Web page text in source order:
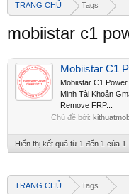
TRANG CHỦ Tags
mobiistar c1
Mobiistar C1
Mobiistar C1
Minh Tài Khoản
Remove FRP...
Chủ đề bởi:
Hiển thị kết quả từ 1 đến 1 của 1
TRANG CHỦ Tags